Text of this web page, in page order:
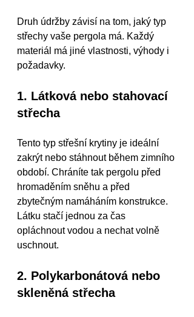
Druh údržby závisí na tom, jaký typ
střechy vaše pergola má. Každý
materiál má jiné vlastnosti, výhody i
požadavky.
1. Látková nebo stahovací
střecha
Tento typ střešní krytiny je ideální
zakrýt nebo stáhnout během zimního
období. Chráníte tak pergolu před
hromaděním sněhu a před
zbytečným namáháním konstrukce.
Látku stačí jednou za čas
opláchnout vodou a nechat volně
uschnout.
2. Polykarbonátová nebo
skleněná střecha